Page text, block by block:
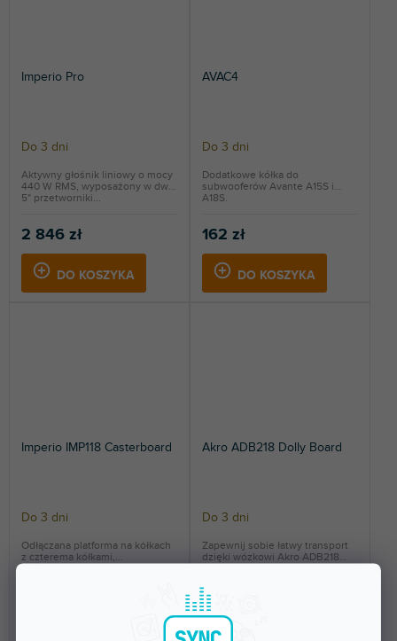
Imperio Pro
Do 3 dni
2 846 zł
DO KOSZYKA
Aktywny głośnik liniowy o mocy
440 W RMS, wyposażony w dwa
5" przetworniki...
AVAC4
Do 3 dni
162 zł
DO KOSZYKA
Dodatkowe kółka do
subwooferów Avante A15S i
A18S.
Imperio IMP118 Casterboard
Do 3 dni
Odłączana platforma na kółkach
z czterema kółkami,
Akro ADB218 Dolly Board
Do 3 dni
2 336 zł
Zapewnij sobie łatwy transport
dzięki wózkowi Akro ADB218